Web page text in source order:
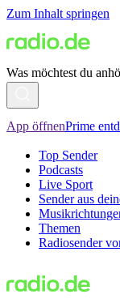
Zum Inhalt springen
Was möchtest du
App öffnenPrime
Top Sender
Podcasts
Live Sport
Sender aus
Themen
Radiosender